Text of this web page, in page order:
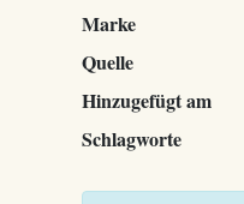
Marke
Quelle
Hinzugefügt am
Schlagworte